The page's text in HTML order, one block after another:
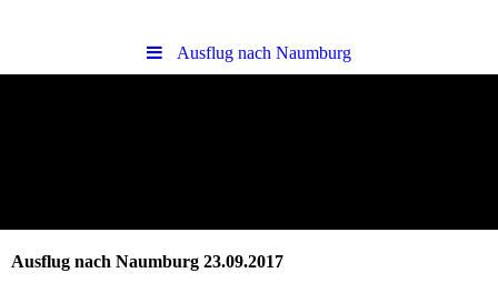
Ausflug nach Naumburg
Ausflug nach Naumburg 23.09.2017